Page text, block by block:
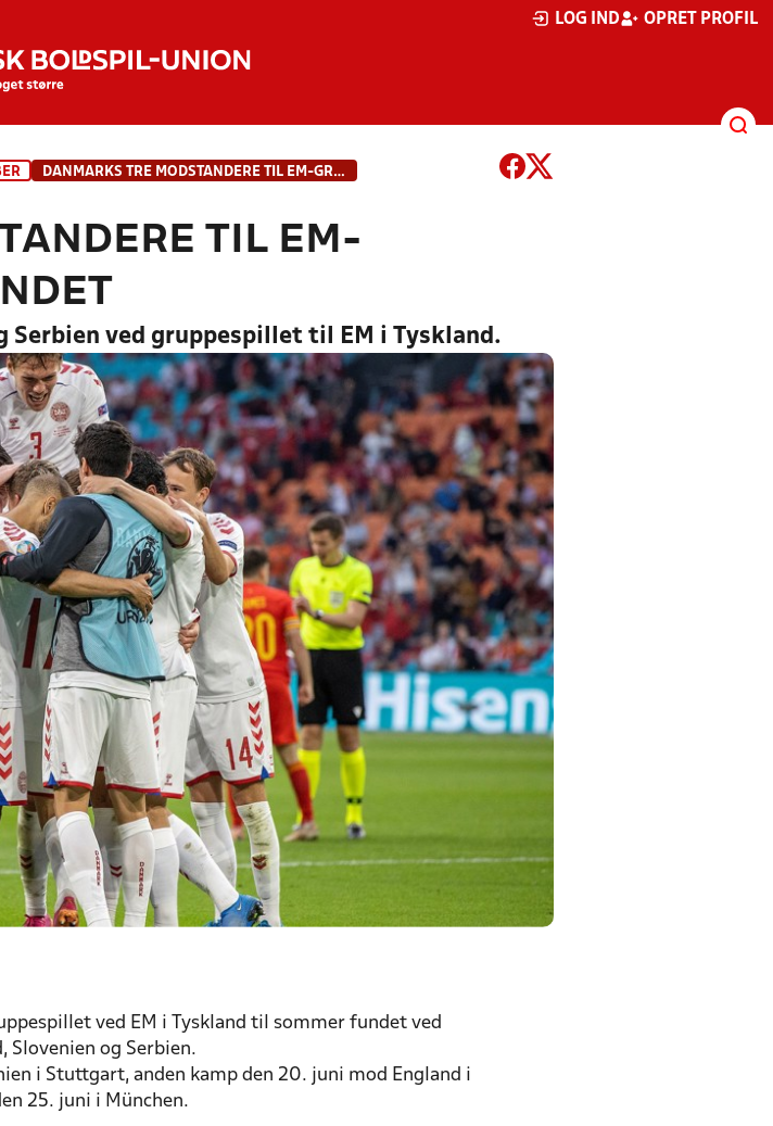
LOG IND OPRET PROFIL
DANMARKS TRE MODSTANDERE TIL EM-GRUPPESPILLET ER FUNDET
TIL EM-
Serbien ved gruppespillet til EM i Tyskland.
ved EM i Tyskland til sommer fundet ved
og Serbien.
i Stuttgart, anden kamp den 20. juni mod England i
25. juni i München.